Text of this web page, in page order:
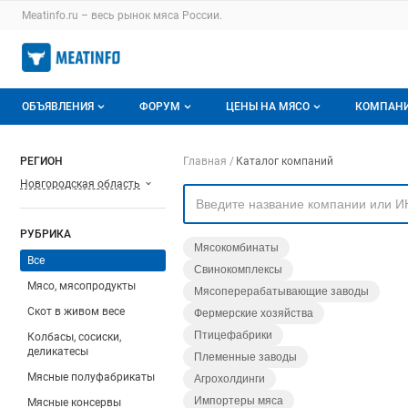
Раздел навигации по сайту meatinfo.ru
Meatinfo.ru – весь рынок мяса России.
Авторизация и меню пользователя
Навигация по разделам сайта meatinfo.ru
ОБЪЯВЛЕНИЯ
Горячее предложение
Заявки на покупку мяса
ФОРУМ
Избранные
С моим участием
ЦЕНЫ НА МЯСО
Актуальные мониторинги
Цены на мясо
Обзор рынка
Отзывы
Моя
РЕГИОН
Новгородская область
РУБРИКА
Все
Мясо, мясопродукты
Скот в живом весе
Колбасы, сосиски,
деликатесы
Мясные полуфабрикаты
Мясные консервы
Навигация по
Главная Каталог компаний
Мясокомбинаты
Свинокомплексы
Мясоперерабатывающие заводы
Фермерские хозяйства
Птицефабрики
Племенные заводы
Агрохолдинги
Импортеры мяса